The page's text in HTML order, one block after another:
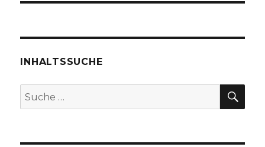
INHALTSSUCHE
Suche
nach: